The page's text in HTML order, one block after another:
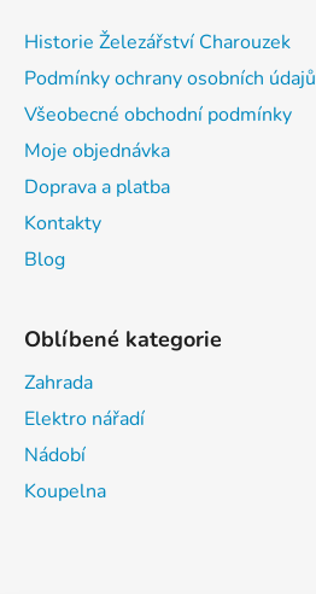
Historie Železářství Charouzek
Podmínky ochrany osobních údajů
Všeobecné obchodní podmínky
Moje objednávka
Doprava a platba
Kontakty
Blog
Oblíbené kategorie
Zahrada
Elektro nářadí
Nádobí
Koupelna